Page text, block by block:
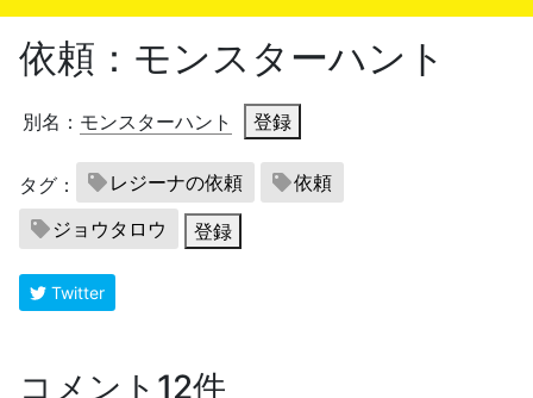
依頼：モンスターハント
別名： モンスターハント 登録
タグ： レジーナの依頼
依頼
ジョウタロウ
登録
Twitter
コメント12件